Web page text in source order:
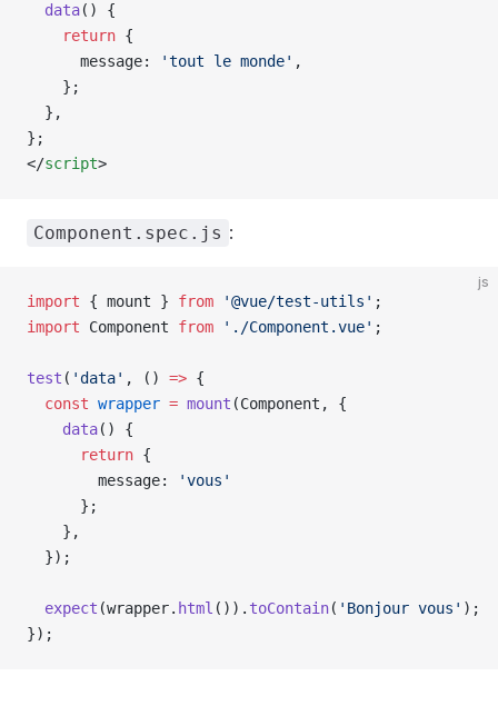
  data
() {
    return
{
      message
: 'tout le monde' ,
    };
  },
};
</script>
Component.spec.js :
js
import { mount } from '@vue/test-utils' ;
import Component from './Component.vue' ;
test ( 'data' , () => {
  const
wrapper = mount (Component , {
    data
() {
      return
{
        message
:
'vous'
      };
    },
  });
  expect
(wrapper. html ()). toContain( 'Bonjour vous' );
});